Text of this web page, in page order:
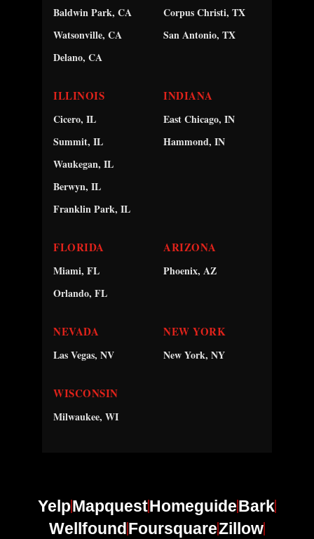
Baldwin Park, CA
Watsonville, CA
Delano, CA
Corpus Christi, TX
San Antonio, TX
ILLINOIS
Cicero, IL
Summit, IL
Waukegan, IL
Berwyn, IL
Franklin Park, IL
INDIANA
East Chicago, IN
Hammond, IN
FLORIDA
Miami, FL
Orlando, FL
ARIZONA
Phoenix, AZ
NEVADA
Las Vegas, NV
NEW YORK
New York, NY
WISCONSIN
Milwaukee, WI
YelpMapquestHomeguideBark
Wellfound FoursquareZillow